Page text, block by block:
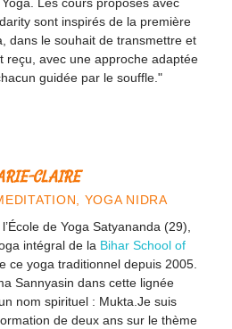
Les cours proposés avec
sont inspirés de la première
dans le souhait de transmettre et
reçu, avec une approche adaptée
guidée par le souffle."
CLAIRE
YOGA NIDRA
de Yoga Satyananda (29),
intégral de la Bihar School of
ce yoga traditionnel depuis 2005.
Sannyasin dans cette lignée
nom spirituel : Mukta.Je suis
de deux ans sur le thème